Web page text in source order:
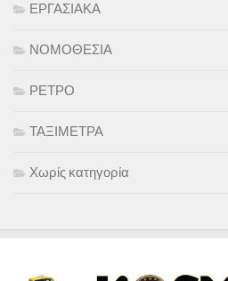
ΕΡΓΑΣΙΑΚΑ
ΝΟΜΟΘΕΣΙΑ
ΡΕΤΡΟ
ΤΑΞΙΜΕΤΡΑ
Χωρίς κατηγορία